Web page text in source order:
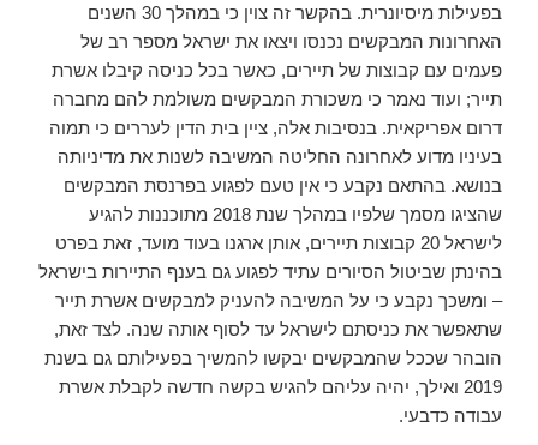
בפעילות מיסיונרית. בהקשר זה צוין כי במהלך 30 השנים
האחרונות המבקשים נכנסו ויצאו את ישראל מספר רב של
פעמים עם קבוצות של תיירים, כאשר בכל כניסה קיבלו אשרת
תייר; ועוד נאמר כי משכורת המבקשים משולמת להם מחברה
דרום אפריקאית. בנסיבות אלה, ציין בית הדין לעררים כי תמוה
בעיניו מדוע לאחרונה החליטה המשיבה לשנות את מדיניותה
בנושא. בהתאם נקבע כי אין טעם לפגוע בפרנסת המבקשים
שהציגו מסמך שלפיו במהלך שנת 2018 מתוכננות להגיע
לישראל 20 קבוצות תיירים, אותן ארגנו בעוד מועד, זאת בפרט
בהינתן שביטול הסיורים עתיד לפגוע גם בענף התיירות בישראל
– ומשכך נקבע כי על המשיבה להעניק למבקשים אשרת תייר
שתאפשר את כניסתם לישראל עד לסוף אותה שנה. לצד זאת,
הובהר שככל שהמבקשים יבקשו להמשיך בפעילותם גם בשנת
2019 ואילך, יהיה עליהם להגיש בקשה חדשה לקבלת אשרת
עבודה כדבעי.